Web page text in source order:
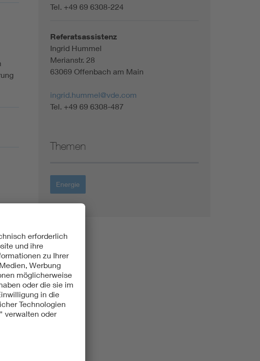
Tel. +49 69 6308-224
Referatsassistenz
Ingrid Hummel
Merianstr. 28
63069 Offenbach am Main
ingrid.hummel@vde.com
Tel. +49 69 6308-487
Themen
Energie